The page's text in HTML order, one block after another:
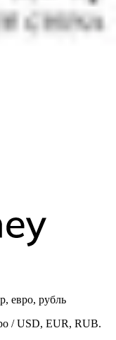
евро, рубль
/ USD, EUR, RUB.